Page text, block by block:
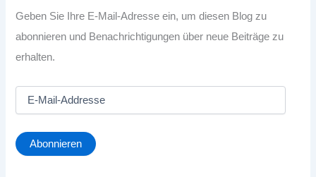
Geben Sie Ihre E-Mail-Adresse ein, um diesen Blog zu
abonnieren und Benachrichtigungen über neue Beiträge zu
erhalten.
a
i
Abonnieren